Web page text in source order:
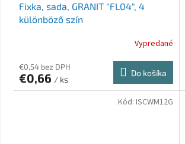
Fixka, sada, GRANIT "FL04", 4
különböző szín
Vypredané
€0,54 bez DPH
€0,66 / ks
Do košíka
Kód: ISCWM12G